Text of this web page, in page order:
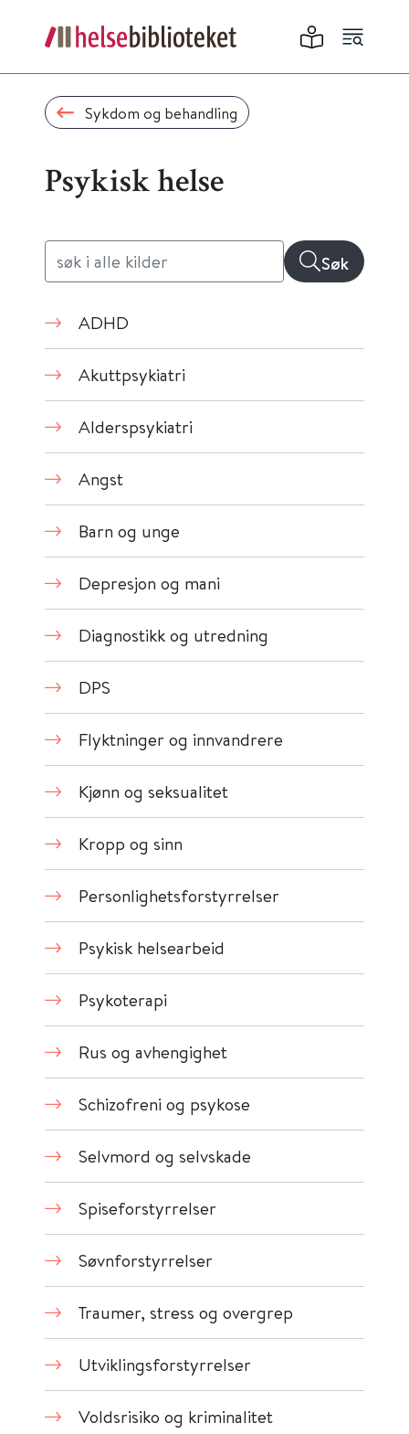
Sykdom og behandling
Psykisk helse
Søk
ADHD
Akuttpsykiatri
Alderspsykiatri
Angst
Barn og unge
Depresjon og mani
Diagnostikk og utredning
DPS
Flyktninger og innvandrere
Kjønn og seksualitet
Kropp og sinn
Personlighetsforstyrrelser
Psykisk helsearbeid
Psykoterapi
Rus og avhengighet
Schizofreni og psykose
Selvmord og selvskade
Spiseforstyrrelser
Søvnforstyrrelser
Traumer, stress og overgrep
Utviklingsforstyrrelser
Voldsrisiko og kriminalitet